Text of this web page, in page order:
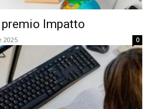
premio Impatto
2025 0